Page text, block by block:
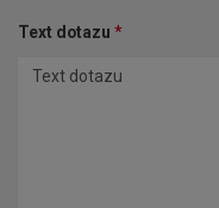
Text dotazu *